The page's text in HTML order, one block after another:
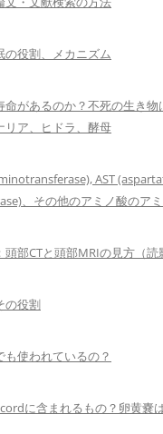
の役割、メカニズム
命があるのか？不死の生き
リア、ヒドラ、酵母
AST
、その他のアミノ酸のア
頭部CTと頭部MRIの見方（
の役割
も使われているの？
に含まれるもの？卵黄嚢